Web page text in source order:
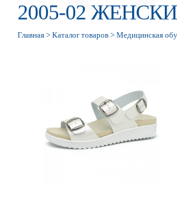
2005-02
Главная > Каталог товаров > Медицинская